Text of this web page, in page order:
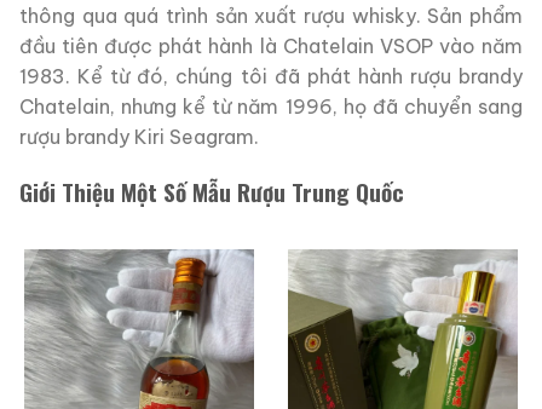
thông qua quá trình sản xuất rượu whisky. Sản phẩm
đầu tiên được phát hành là Chatelain VSOP vào năm
1983. Kể từ đó, chúng tôi đã phát hành rượu brandy
Chatelain, nhưng kể từ năm 1996, họ đã chuyển sang
rượu brandy Kiri Seagram.
Giới Thiệu Một Số Mẫu Rượu Trung Quốc